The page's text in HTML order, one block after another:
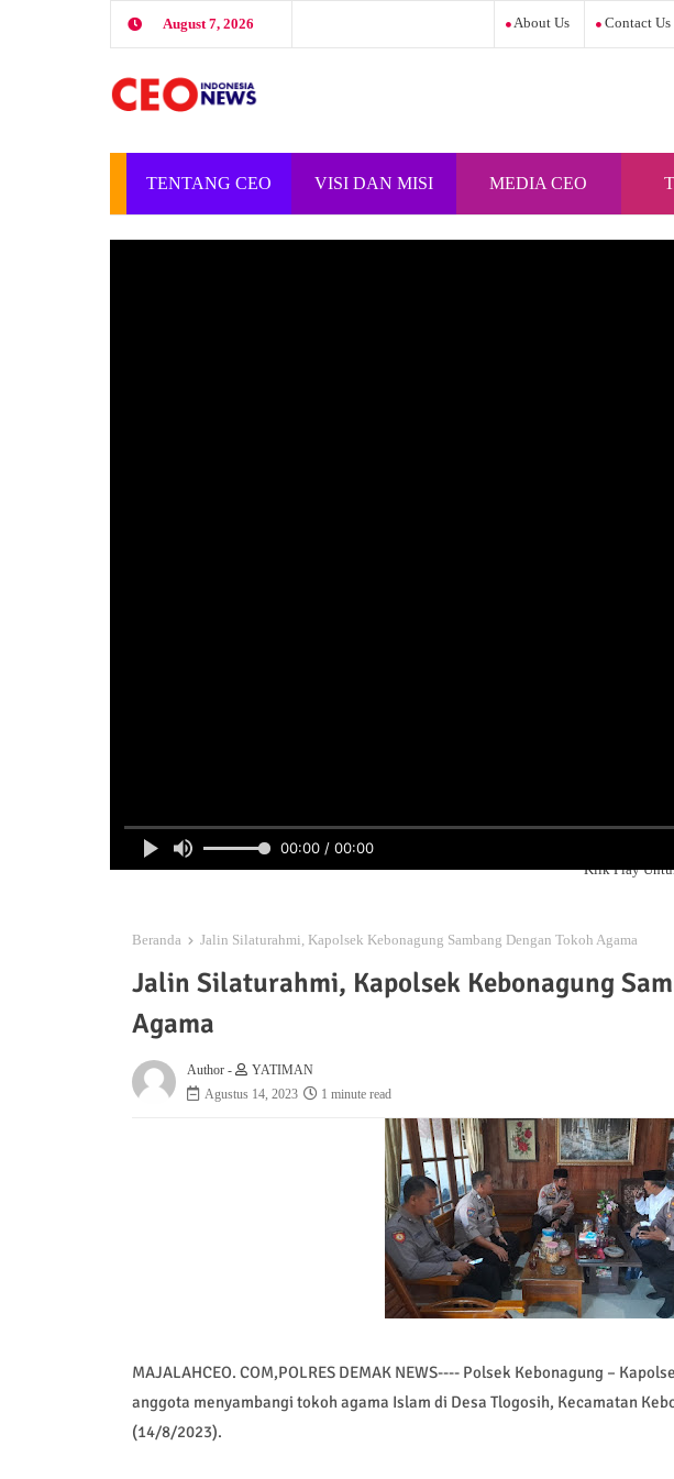
August 7, 2026 About Us Contact Us
TENTANG CEO
INDONESIA
VISI DAN MISI
CEO INDONESIA
MEDIA CEO
INDONESIA
00:00 / 00:00
Klik Play
Beranda Jalin Silaturahmi, Kapolsek Kebonagung Sambang Dengan Tokoh Agama
Jalin Silaturahmi, Kapolsek Kebonagung
Agama
Author -
YATIMAN
Agustus 14, 2023
1 minute read
MAJALAHCEO. COM,POLRES DEMAK NEWS---- Polsek Kebonagung –
anggota menyambangi tokoh agama Islam di Desa Tlogosih, Kecamatan
(14/8/2023).